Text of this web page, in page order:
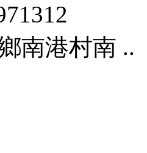
南港村南 ..